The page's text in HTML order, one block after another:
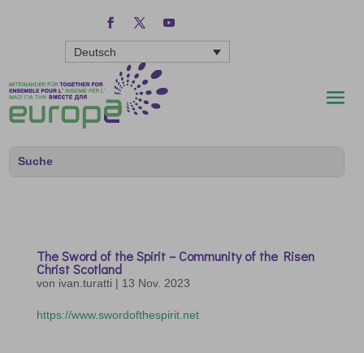
Deutsch
The Sword of the Spirit – Community of the Risen
Christ Scotland
von ivan.turatti | 13 Nov. 2023
https://www.swordofthespirit.net